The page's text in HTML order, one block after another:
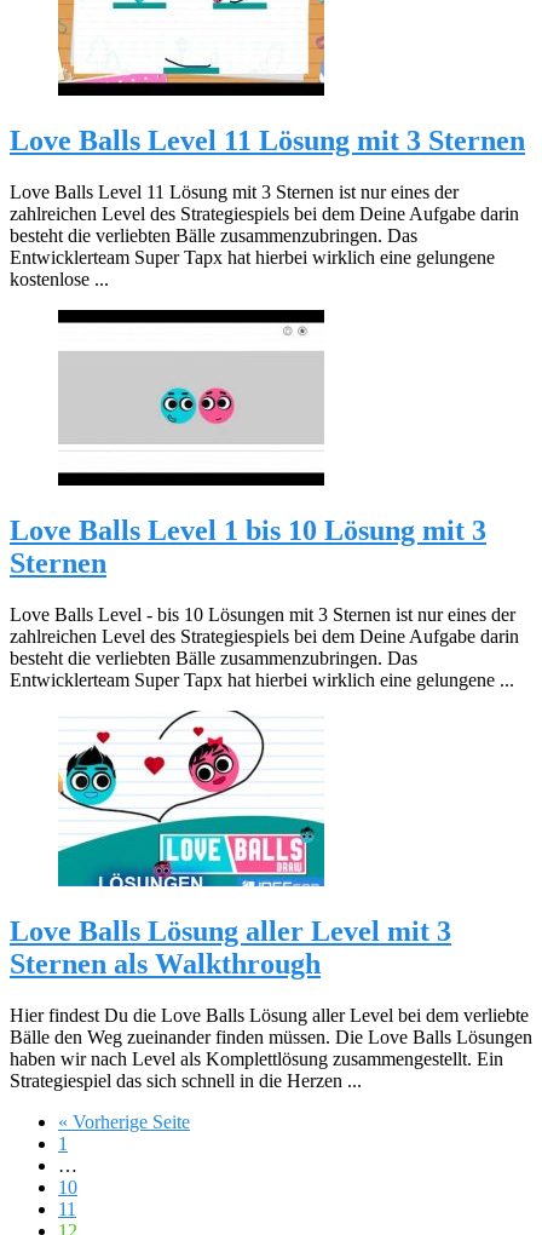
Love Balls Level 11 Lösung mit 3 Sternen
Love Balls Level 11 Lösung mit 3 Sternen ist nur eines der
zahlreichen Level des Strategiespiels bei dem Deine Aufgabe darin
besteht die verliebten Bälle zusammenzubringen. Das
Entwicklerteam Super Tapx hat hierbei wirklich eine gelungene
kostenlose ...
Love Balls Level 1 bis 10 Lösung mit 3
Sternen
Love Balls Level - bis 10 Lösungen mit 3 Sternen ist nur eines der
zahlreichen Level des Strategiespiels bei dem Deine Aufgabe darin
besteht die verliebten Bälle zusammenzubringen. Das
Entwicklerteam Super Tapx hat hierbei wirklich eine gelungene ...
Love Balls Lösung aller Level mit 3
Sternen als Walkthrough
Hier findest Du die Love Balls Lösung aller Level bei dem verliebte
Bälle den Weg zueinander finden müssen. Die Love Balls Lösungen
haben wir nach Level als Komplettlösung zusammengestellt. Ein
Strategiespiel das sich schnell in die Herzen ...
« Vorherige Seite
1
…
10
11
12